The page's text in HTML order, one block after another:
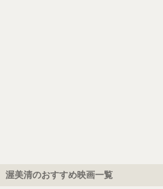
渥美清のおすすめ映画一覧